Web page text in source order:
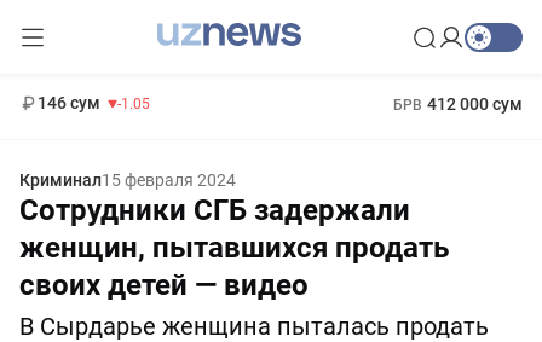
146 сум -1.05 БРВ 412 000 сум
Криминал15 февраля 2024
Сотрудники СГБ задержали
женщин, пытавшихся продать
своих детей — видео
В Сырдарье женщина пыталась продать